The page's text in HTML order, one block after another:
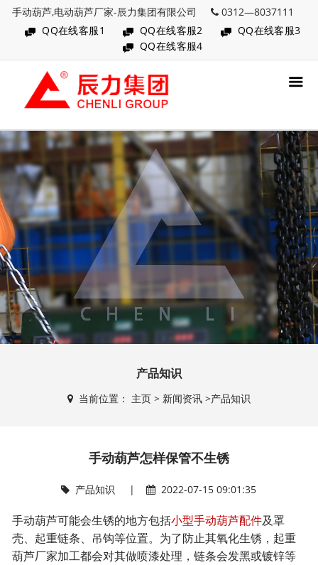
手动葫芦,电动葫芦厂家-辰力集团有限公司
0312—8037111
QQ在线客服1
QQ在线客服2
QQ在线客服3
QQ在线客服4
产品知识
当前位置： 主页> 新闻资讯>产品知识
手动葫芦怎样保管不生锈
产品知识 | 2022-07-15 09:01:35
手动葫芦可能会生锈的地方包括小型手动葫芦配件及罩
壳、起重链条、吊钩等位置。为了防止其氧化生锈，起重
葫芦厂家加工都会对其做喷漆处理，链条会发黑或镀锌等